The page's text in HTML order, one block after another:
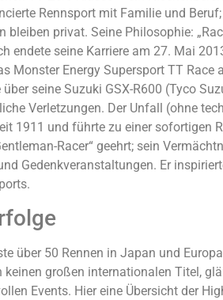
Rennsport mit Familie und
bleiben privat. Seine Philosophie:
endete seine Karriere am 27. Mai
Monster Energy Supersport TT Race
seine Suzuki GSX-R600 (Tyco
Verletzungen. Der Unfall (ohne
1911 und führte zu einer sofortigen
Racer“ geehrt; sein
Gedenkveranstaltungen. Er
über 50 Rennen in Japan und
keinen großen internationalen Titel,
Events. Hier eine Übersicht der